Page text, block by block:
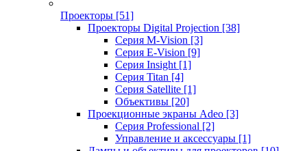
Проекторы [51]
Проекторы Digital Projection [38]
Серия M-Vision [3]
Серия E-Vision [9]
Серия Insight [1]
Серия Titan [4]
Серия Satellite [1]
Объективы [20]
Проекционные экраны Adeo [3]
Серия Professional [2]
Управление и аксессуары [1]